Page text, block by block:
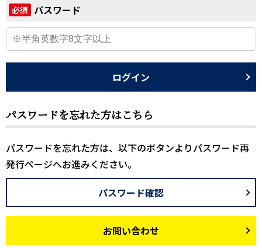
必須 パスワード
ログイン
パスワードを忘れた方はこちら
パスワードを忘れた方は、以下のボタンよりパスワード再
発行ページへお進みください。
パスワード確認
お問い合わせ